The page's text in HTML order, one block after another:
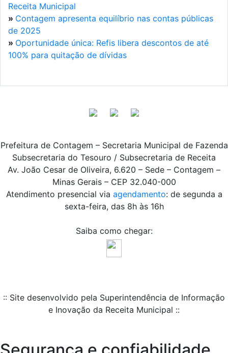
Receita Municipal
» Contagem apresenta equilíbrio nas contas públicas
de 2025
» Oportunidade única: Refis libera descontos de até
100% para quitação de dívidas
Prefeitura de Contagem – Secretaria Municipal de Fazenda
Subsecretaria do Tesouro / Subsecretaria de Receita
Av. João Cesar de Oliveira, 6.620 – Sede – Contagem –
Minas Gerais – CEP 32.040-000
Atendimento presencial via agendamento: de segunda a
sexta-feira, das 8h às 16h
Saiba como chegar:
:: Site desenvolvido pela Superintendência de Informação
e Inovação da Receita Municipal ::